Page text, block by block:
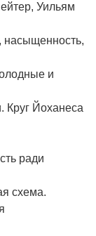
Уильям
насыщенность,
и
Круг Йоханеса
ради
схема.